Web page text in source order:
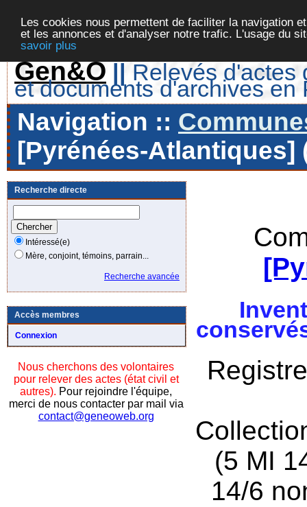
Les cookies nous permettent de faciliter la navigation
et les annonces et d'analyser notre trafic. L'usage du
savoir plus
Gen&O || Relevés d'actes
et documents d'archives en
Navigation ::
[Pyrénées-Atlantiques]
Recherche directe
Intéressé(e)
Mère, conjoint, témoins, parrain...
Recherche avancée
Accès membres
Connexion
Nous cherchons des volontaires
pour relever des actes (état civil et
autres). Pour rejoindre l'équipe,
merci de nous contacter par mail via
contact@geneoweb.org
(5 MI
14/6